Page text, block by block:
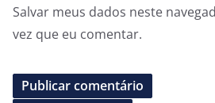
Salvar meus dados neste
vez que eu comentar.